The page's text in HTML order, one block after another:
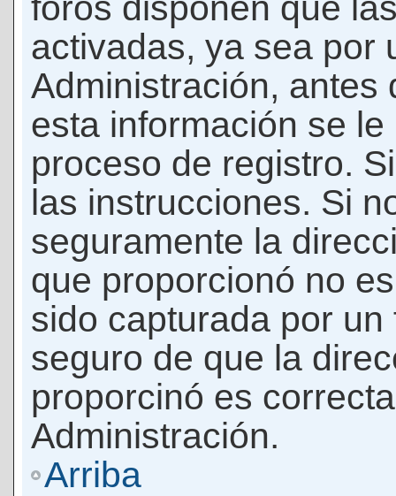
activadas, ya sea por
Administración, antes
esta información se
proceso de registro.
las instrucciones. Si
seguramente la
que proporcionó no
sido capturada por
seguro de que la
proporcinó es
Administración.
Arriba